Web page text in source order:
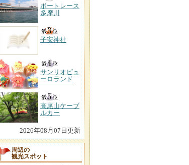
ボートレース
多摩川
子安神社
サンリオピュ
ーロランド
高尾山ケーブ
ルカー
2026年08月07日更新
周辺の
観光スポット